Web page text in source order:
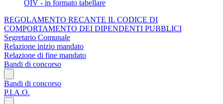
OIV - in formato tabellare
REGOLAMENTO RECANTE IL CODICE DI
COMPORTAMENTO DEI DIPENDENTI PUBBLICI
Segretario Comunale
Relazione inizio mandato
Relazione di fine mandato
Bandi di concorso
Bandi di concorso
P.I.A.O.